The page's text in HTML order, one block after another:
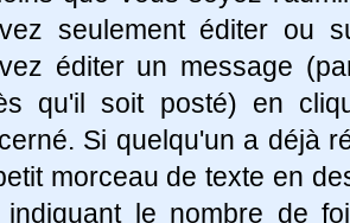
seulement éditer ou
éditer un message
qu'il soit posté) en
Si quelqu'un a déjà
morceau de texte en
indiquant le nombre de